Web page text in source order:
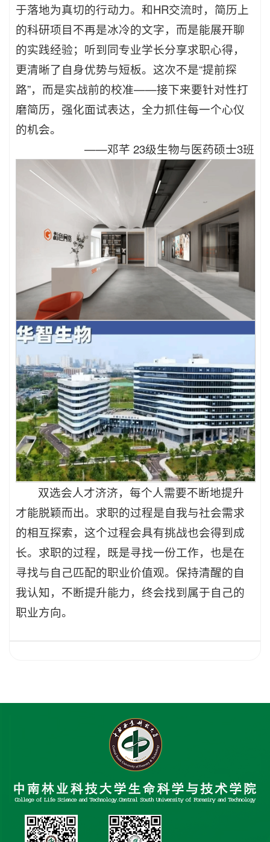
于落地为真切的行动力。和HR交流时，简历上
的科研项目不再是冰冷的文字，而是能展开聊
的实践经验；听到同专业学长分享求职心得，
更清晰了自身优势与短板。这次不是“提前探
路”，而是实战前的校准——接下来要针对性打
磨简历，强化面试表达，全力抓住每一个心仪
的机会。
——邓芊 23级生物与医药硕士3班
双选会人才济济，每个人需要不断地提升
才能脱颖而出。求职的过程是自我与社会需求
的相互探索，这个过程会具有挑战也会得到成
长。求职的过程，既是寻找一份工作，也是在
寻找与自己匹配的职业价值观。保持清醒的自
我认知，不断提升能力，终会找到属于自己的
职业方向。